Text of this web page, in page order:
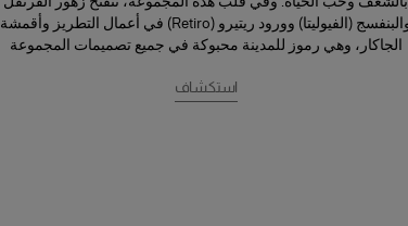
والبنفسج (الفيوليتا) وورود ريتيرو (Retiro) في أعمال التطريز وأقمشة
الجاكار، وهي رموز للمدينة محبوكة في جميع تصميمات المجموعة
استكشاف